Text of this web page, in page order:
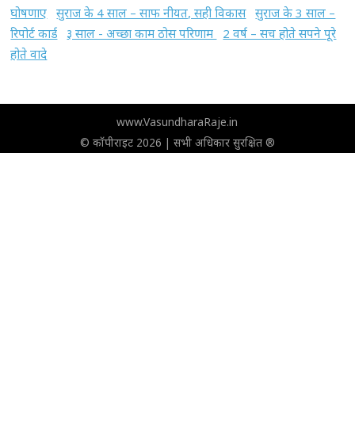
घोषणाए सुराज के 4 साल – साफ नीयत, सही विकास सुराज के 3 साल –
रिपोर्ट कार्ड
३ साल - अच्छा काम ठोस परिणाम
2 वर्ष – सच होते सपने पूरे
होते वादे
www.VasundharaRaje.in
© कॉपीराइट 2026 | सभी अधिकार सुरक्षित ®